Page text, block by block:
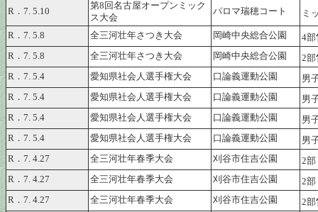
R．7. 5.10
第8回名古屋オープンミック
ス大会
パロマ瑞穂コート ミ
R．7. 5.8 全三河壮年さつき大会 岡崎中央総合公園 4部
R．7. 5.8 全三河壮年さつき大会 岡崎中央総合公園 2部
R．7. 5.4 愛知県社会人選手権大会 口論義運動公園
男
R．7. 5.4
愛知県社会人選手権大会 口論義運動公園
男
R．7. 5.4
愛知県社会人選手権大会 口論義運動公園
男
R．7. 5.4
愛知県社会人選手権大会 口論義運動公園
男
R．7. 4.27
全三河壮年春季大会 刈谷市住吉公園 2部
R．7. 4.27 全三河壮年春季大会 刈谷市住吉公園 2部
R．7. 4.27 全三河壮年春季大会 刈谷市住吉公園 2部